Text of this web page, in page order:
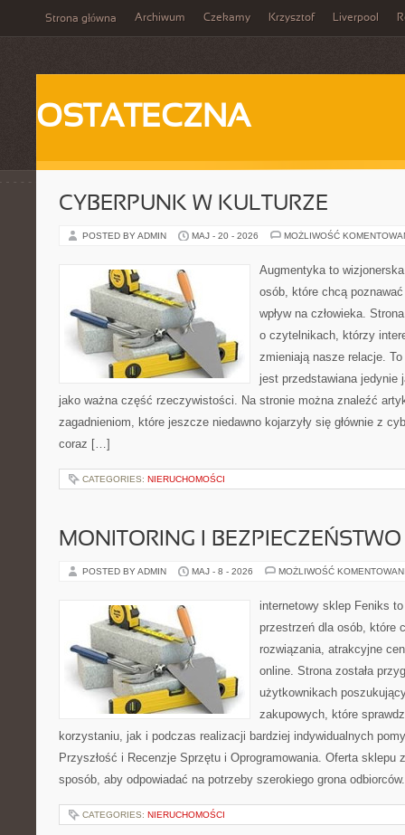
Strona główna Archiwum Czekamy Krzysztof Liverpool
OSTATECZNA
CYBERPUNK W KULTURZE
POSTED BY ADMIN MAJ - 20 - 2026 MOŻLIWOŚĆ
Augmentyka to
osób, które chcą
wpływ na człowieka.
o czytelnikach, którzy
zmieniają nasze relacje.
jest przedstawiana jedynie
jako ważna część rzeczywistości. Na stronie można znaleźć
zagadnieniom, które jeszcze niedawno kojarzyły się głównie z
coraz […]
CATEGORIES: NIERUCHOMOŚCI
MONITORING I
POSTED BY ADMIN MAJ - 8 - 2026 MOŻLIWOŚĆ
internetowy sklep Feniks
przestrzeń dla osób, które
rozwiązania, atrakcyjne
online. Strona została
użytkownikach
zakupowych, które
korzystaniu, jak i podczas realizacji bardziej indywidualnych
Przyszłość i Recenzje Sprzętu i Oprogramowania. Oferta sklepu
sposób, aby odpowiadać na potrzeby szerokiego grona
CATEGORIES: NIERUCHOMOŚCI